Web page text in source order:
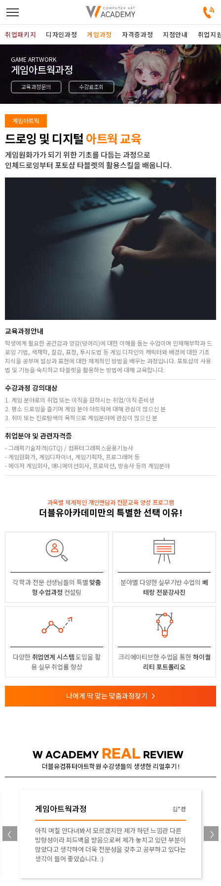
디자인정규과정
디자인단과과정
게임과정
자격증과정
커뮤니티
취업패키지 디자인과정 게임과정 자격증과정 지점안내 취업지
GAME ARTWORK
게임아트웍과정
교육과정문의 수강료조회
게임아트웍
드로잉 및 디지털 아트웍 교육
게임원화가가 되기 위한 기초를 다듬는 과정으로
인체드로잉부터 포토샵 타블렛의 활용스킬을 배웁니다.
교육과정안내
학생에게 필요한 공간감과 양감(덩어리)에 대한 이해를 돕는 수업이며 인체해부학과 드
로잉 기법, 색채학, 질감, 표정, 투시도법 등 게임 디자인의 캐릭터와 배경에 대한 기초
지식을 공부며 발상과 표현에 대한 체계적인 방법을 배우는 과정입니다. 포토샵의 사용
법 및 기능을 숙지하고 타블렛을 활용하는 방법에 대해 교육합니다.
수강과정 강의대상
1. 게임 분야로의 취업 또는 이직을 원하시는 취업/이직 준비생
2. 평소 드로잉을 즐기며 게임 분야 아트웍에 대해 관심이 많으신 분
3. 취미 또는 진로탐색의 목적으로 게임분야에 관심이 많으신 분
취업분야 및 관련자격증
- 그래픽기술자격(GTQ) / 컴퓨터그래픽스운용기능사
- 게임원화가, 게임디자이너, 게임기획자, 프로그래머 등
- 메이저 게임회사, 애니메이션회사, 프로덕션, 방송사 등의 게임분야
과목별 체계적인 개인면담과 전문교육 양성 프로그램
더블유아카데미만의 특별한 선택 이유!
각 학과 전문 선생님들의 특별 맞춤
형 수업과정 컨설팅
분야별 다양한 실무기반 수업의 베
테랑 전문강사진
다양한취업연계 시스템도입을 활
용실무 취업률 향상
크리에이티브한 수업을 통한하이퀄
리티 포트폴리오
나에게 딱 맞는 맞춤과정찾기 >
W ACADEMY REAL REVIEW
더블유컴퓨터아트학원 수강생들의 생생한 리얼후기 !
게임아트웍과정 박*향
자세히 알려주시고 대화하려고 노력을 많이 하신다